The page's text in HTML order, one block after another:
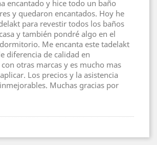
encantado y hice todo un baño
y quedaron encantados. Hoy he
para revestir todos los baños
y también pondré algo en el
Me encanta este tadelakt
diferencia de calidad en
otras marcas y es mucho mas
Los precios y la asistencia
Muchas gracias por